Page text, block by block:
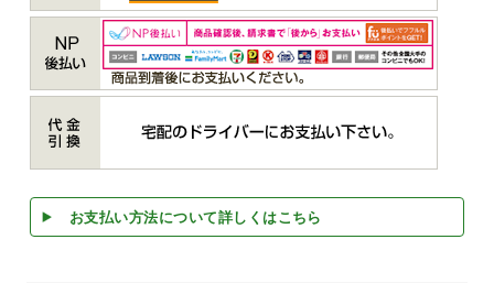
お支払い方法について詳しくはこちら